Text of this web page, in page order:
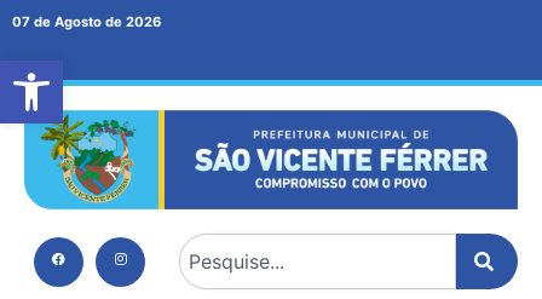
Abrir a barra de ferramentas
07 de Agosto de 2026